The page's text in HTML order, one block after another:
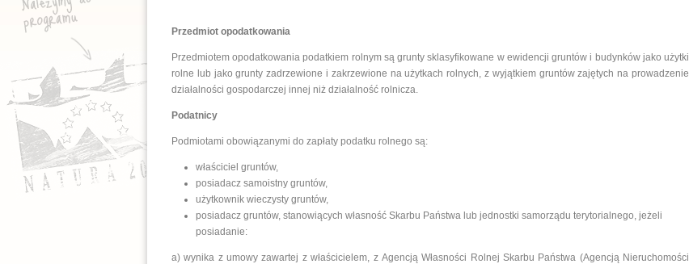
Przedmiot opodatkowania
Przedmiotem opodatkowania podatkiem rolnym są grunty sklasyfikowane w ewidencji gruntów i budynków jako użytki
rolne lub jako grunty zadrzewione i zakrzewione na użytkach rolnych, z wyjątkiem gruntów zajętych na prowadzenie
działalności gospodarczej innej niż działalność rolnicza.
Podatnicy
Podmiotami obowiązanymi do zapłaty podatku rolnego są:
właściciel gruntów,
posiadacz samoistny gruntów,
użytkownik wieczysty gruntów,
posiadacz gruntów, stanowiących własność Skarbu Państwa lub jednostki samorządu terytorialnego, jeżeli
posiadanie:
a) wynika z umowy zawartej z właścicielem, z Agencją Własności Rolnej Skarbu Państwa (Agencją Nieruchomości